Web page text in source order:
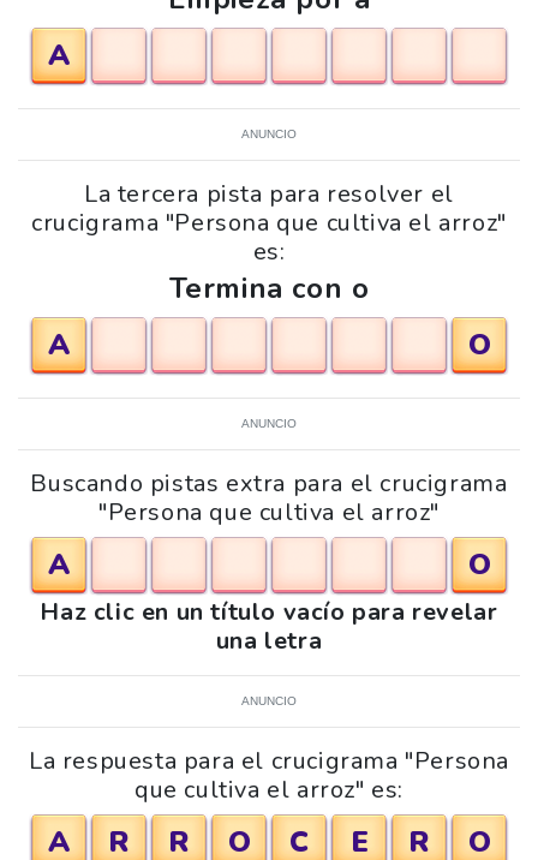
A
ANUNCIO
La tercera pista para resolver el
crucigrama "Persona que cultiva el arroz"
es:
Termina con o
A
O
ANUNCIO
Buscando pistas extra para el crucigrama
"Persona que cultiva el arroz"
A O
Haz clic en un título vacío para revelar
una letra
ANUNCIO
La respuesta para el crucigrama "Persona
que cultiva el arroz" es:
A R R O C E R O